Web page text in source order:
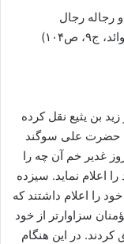
رجاله رجال
ص۱۰۴)
بن یثیع نقل کرده
حضرت علی سوگند
غدیر خم آن چه را
اعلام نماید. سیزده
را اعلام داشتند که
سزاوارتر از خود
در این هنگام